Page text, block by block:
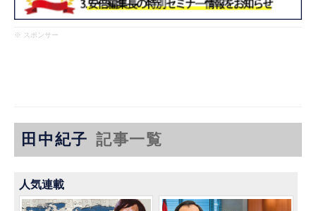
※ スポンサー
田中紀子 記事一覧
人気連載